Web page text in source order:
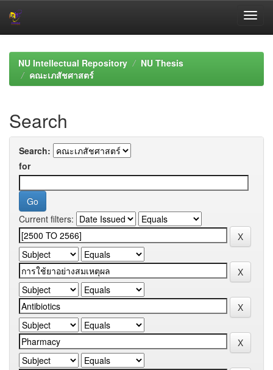
navigationNU Intellectual Repository
NU Thesis
คณะเภสัชศาสตร์
Search
Search:
for
Current filters: